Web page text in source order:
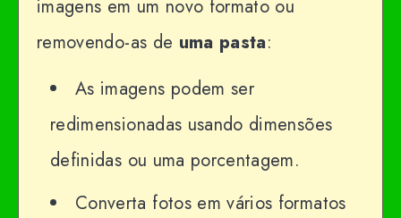
imagens em um novo formato ou
removendo-as de uma pasta:
As imagens podem ser
redimensionadas usando dimensões
definidas ou uma porcentagem.
Converta fotos em vários formatos